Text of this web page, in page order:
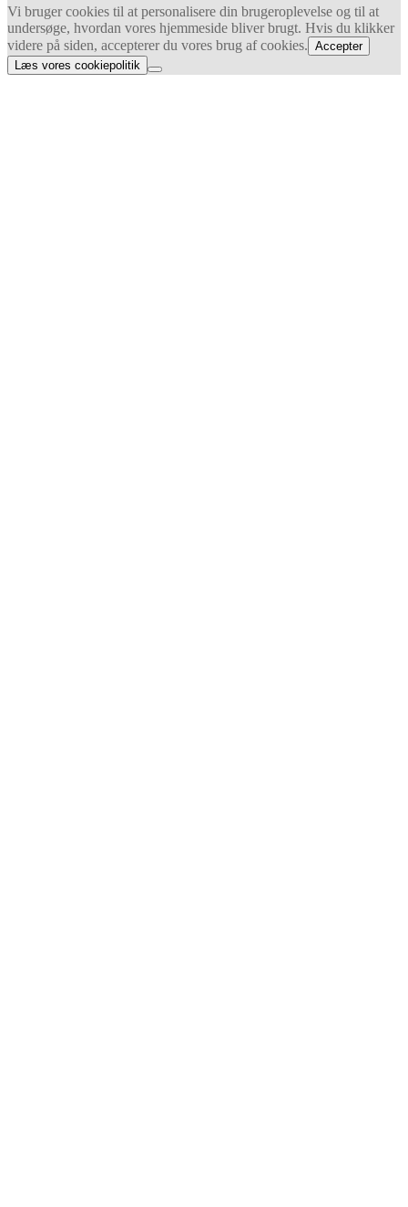
Vi bruger cookies til at personalisere din brugeroplevelse og til at
undersøge, hvordan vores hjemmeside bliver brugt. Hvis du klikker
videre på siden, accepterer du vores brug af cookies. Accepter
Læs vores cookiepolitik